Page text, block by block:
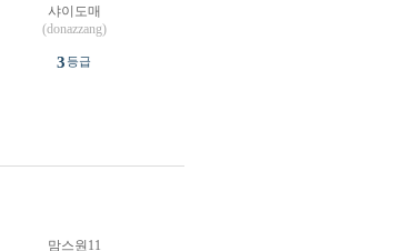
샤이도매
(donazzang)
3등급
맘스원11